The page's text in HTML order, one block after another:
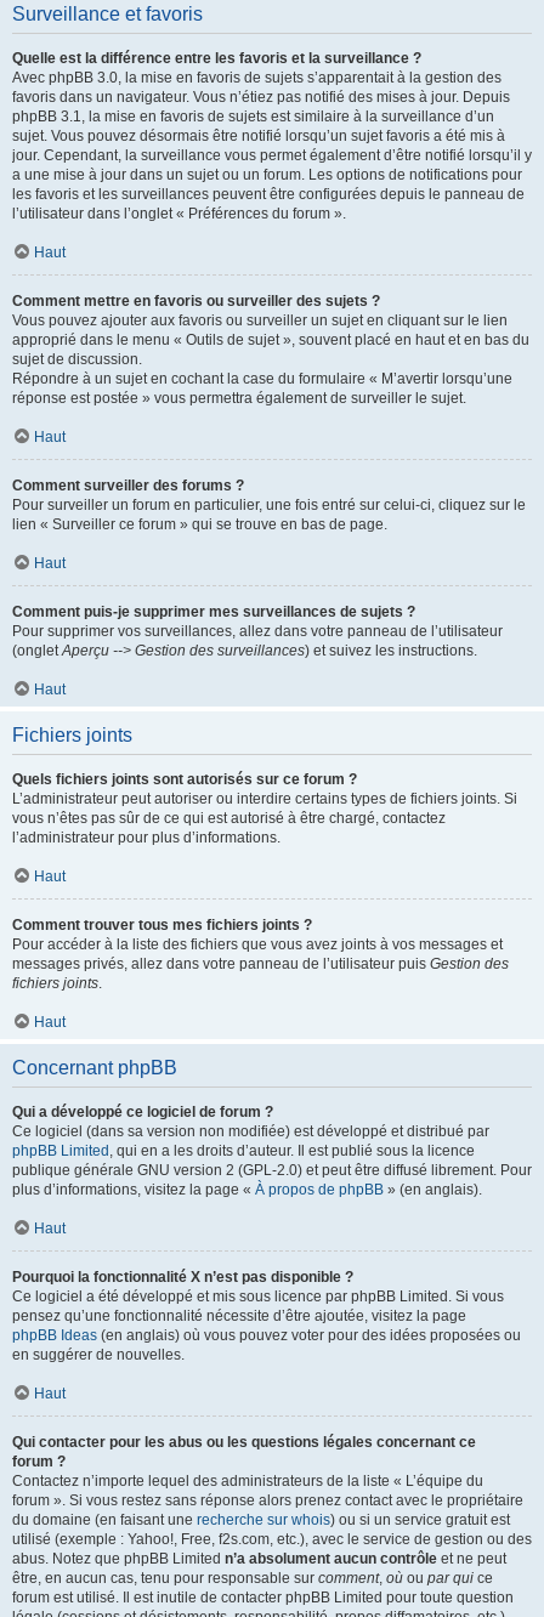
Surveillance et favoris
Quelle est la différence entre les favoris et la surveillance ?
Avec phpBB 3.0, la mise en favoris de sujets s’apparentait à la gestion des
favoris dans un navigateur. Vous n’étiez pas notifié des mises à jour. Depuis
phpBB 3.1, la mise en favoris de sujets est similaire à la surveillance d’un
sujet. Vous pouvez désormais être notifié lorsqu’un sujet favoris a été mis à
jour. Cependant, la surveillance vous permet également d’être notifié lorsqu’il y
a une mise à jour dans un sujet ou un forum. Les options de notifications pour
les favoris et les surveillances peuvent être configurées depuis le panneau de
l’utilisateur dans l’onglet « Préférences du forum ».
Haut
Comment mettre en favoris ou surveiller des sujets ?
Vous pouvez ajouter aux favoris ou surveiller un sujet en cliquant sur le lien
approprié dans le menu « Outils de sujet », souvent placé en haut et en bas du
sujet de discussion.
Répondre à un sujet en cochant la case du formulaire « M’avertir lorsqu’une
réponse est postée » vous permettra également de surveiller le sujet.
Haut
Comment surveiller des forums ?
Pour surveiller un forum en particulier, une fois entré sur celui-ci, cliquez sur le
lien « Surveiller ce forum » qui se trouve en bas de page.
Haut
Comment puis-je supprimer mes surveillances de sujets ?
Pour supprimer vos surveillances, allez dans votre panneau de l’utilisateur
(ongletAperçu --> Gestion des surveillances) et suivez les instructions.
Haut
Fichiers joints
Quels fichiers joints sont autorisés sur ce forum ?
L’administrateur peut autoriser ou interdire certains types de fichiers joints. Si
vous n’êtes pas sûr de ce qui est autorisé à être chargé, contactez
l’administrateur pour plus d’informations.
Haut
Comment trouver tous mes fichiers joints ?
Pour accéder à la liste des fichiers que vous avez joints à vos messages et
messages privés, allez dans votre panneau de l’utilisateur puis Gestion des
fichiers joints.
Haut
Concernant phpBB
Qui a développé ce logiciel de forum ?
Ce logiciel (dans sa version non modifiée) est développé et distribué par
phpBB Limited , qui en a les droits d’auteur. Il est publié sous la licence
publique générale GNU version 2 (GPL-2.0) et peut être diffusé librement. Pour
plus d’informations, visitez la page « À propos de phpBB » (en anglais).
Haut
Pourquoi la fonctionnalité X n’est pas disponible ?
Ce logiciel a été développé et mis sous licence par phpBB Limited. Si vous
pensez qu’une fonctionnalité nécessite d’être ajoutée, visitez la page
phpBB Ideas (en anglais) où vous pouvez voter pour des idées proposées ou
en suggérer de nouvelles.
Haut
Qui contacter pour les abus ou les questions légales concernant ce
forum ?
Contactez n’importe lequel des administrateurs de la liste « L’équipe du
forum ». Si vous restez sans réponse alors prenez contact avec le propriétaire
du domaine (en faisant une recherche sur whois) ou si un service gratuit est
utilisé (exemple : Yahoo!, Free, f2s.com, etc.), avec le service de gestion ou des
abus. Notez que phpBB Limited n’a absolument aucun contrôle et ne peut
être, en aucun cas, tenu pour responsable sur comment, où ou par qui ce
forum est utilisé. Il est inutile de contacter phpBB Limited pour toute question